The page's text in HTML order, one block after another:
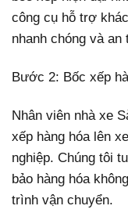
công cụ hỗ trợ
nhanh chóng và an
Bước 2: Bốc xếp
Nhân viên nhà xe
xếp hàng hóa lên
nghiệp. Chúng tôi
bảo hàng hóa
trình vận chuyển.